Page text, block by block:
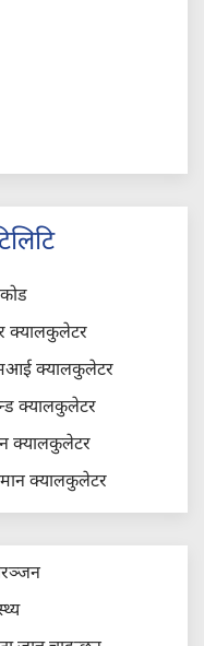
क्यालकुलेटर
क्यालकुलेटर
क्यालकुलेटर
क्यालकुलेटर
क्यालकुलेटर